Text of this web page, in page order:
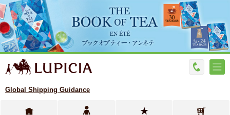
Global Shipping Guidance